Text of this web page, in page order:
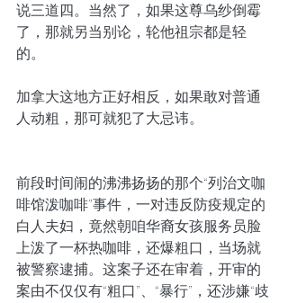
说三道四。当然了，如果这尊乌纱倒霉
了，那就另当别论，轮他祖宗都是轻
的。
加拿大这地方正好相反，如果敢对普通
人动粗，那可就犯了大忌讳。
前段时间闹的沸沸扬扬的那个“列治文咖
啡馆泼咖啡”事件，一对违反防疫规定的
白人夫妇，竟然朝咱华裔女孩服务员脸
上泼了一杯热咖啡，还爆粗口，当场就
被警察逮捕。这案子还在审着，开审的
案由不仅仅有“粗口”、“暴行”，还涉嫌“歧